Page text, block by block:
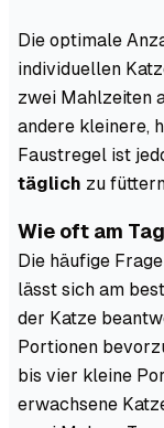
Die optimale
individuellen
zwei Mahlzeiten
andere kleinere,
Faustregel ist
täglich zu
Wie oft am
Die häufige Frage
lässt sich am
der Katze
Portionen
bis vier kleine
erwachsene